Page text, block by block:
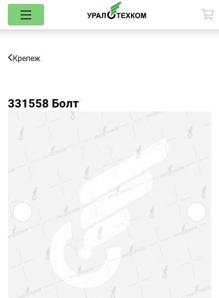
Крепеж
331558 Болт